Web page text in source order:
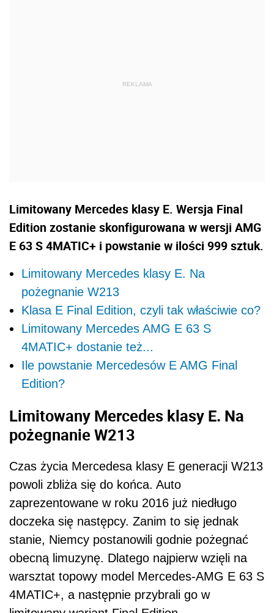
Limitowany Mercedes klasy E. Wersja Final
Edition zostanie skonfigurowana w wersji AMG
E 63 S 4MATIC+ i powstanie w ilości 999 sztuk.
Limitowany Mercedes klasy E. Na
pożegnanie W213
Klasa E Final Edition, czyli tak właściwie co?
Limitowany Mercedes AMG E 63 S
4MATIC+ dostanie też...
Ile powstanie Mercedesów E AMG Final
Edition?
Limitowany Mercedes klasy E. Na
pożegnanie W213
Czas życia Mercedesa klasy E generacji W213
powoli zbliża się do końca. Auto
zaprezentowane w roku 2016 już niedługo
doczeka się następcy. Zanim to się jednak
stanie, Niemcy postanowili godnie pożegnać
obecną limuzynę. Dlatego najpierw wzięli na
warsztat topowy model Mercedes-AMG E 63 S
4MATIC+, a następnie przybrali go w